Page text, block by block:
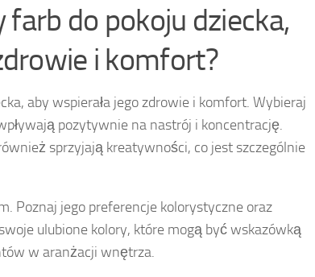
farb do pokoju dziecka,
i komfort?
aby wspierała jego zdrowie i komfort. Wybieraj
pozytywnie na nastrój i koncentrację.
sprzyjają kreatywności, co jest szczególnie
Poznaj jego preferencje kolorystyczne oraz
ulubione kolory, które mogą być wskazówką
w aranżacji wnętrza.